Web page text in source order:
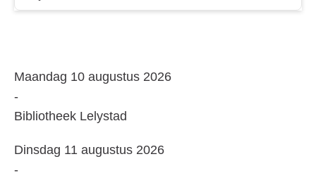
Waar
en
wanneer:
Maandag 10 augustus 2026
-
Bibliotheek Lelystad
Waar
en
Dinsdag 11 augustus 2026
-